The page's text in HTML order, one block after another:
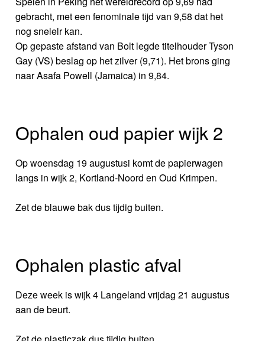
gebracht, met een fenominale tijd van 9,58 dat het
nog snelelr kan.
Op gepaste afstand van Bolt legde titelhouder Tyson
Gay (VS) beslag op het zilver (9,71). Het brons ging
naar Asafa Powell (Jamaica) in 9,84.
Ophalen oud papier wijk 2
Op woensdag 19 augustusi komt de papierwagen
langs in wijk 2, Kortland-Noord en Oud Krimpen.
Zet de blauwe bak dus tijdig buiten.
Ophalen plastic afval
Deze week is wijk 4 Langeland vrijdag 21 augustus
aan de beurt.